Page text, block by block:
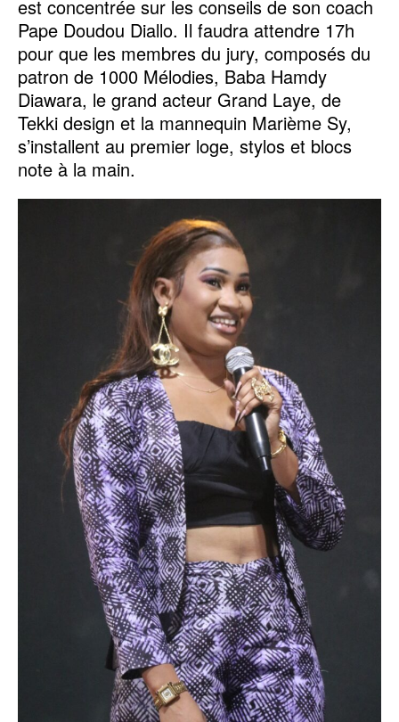
est concentrée sur les conseils de son coach
Pape Doudou Diallo. Il faudra attendre 17h
pour que les membres du jury, composés du
patron de 1000 Mélodies, Baba Hamdy
Diawara, le grand acteur Grand Laye, de
Tekki design et la mannequin Marième Sy,
s’installent au premier loge, stylos et blocs
note à la main.